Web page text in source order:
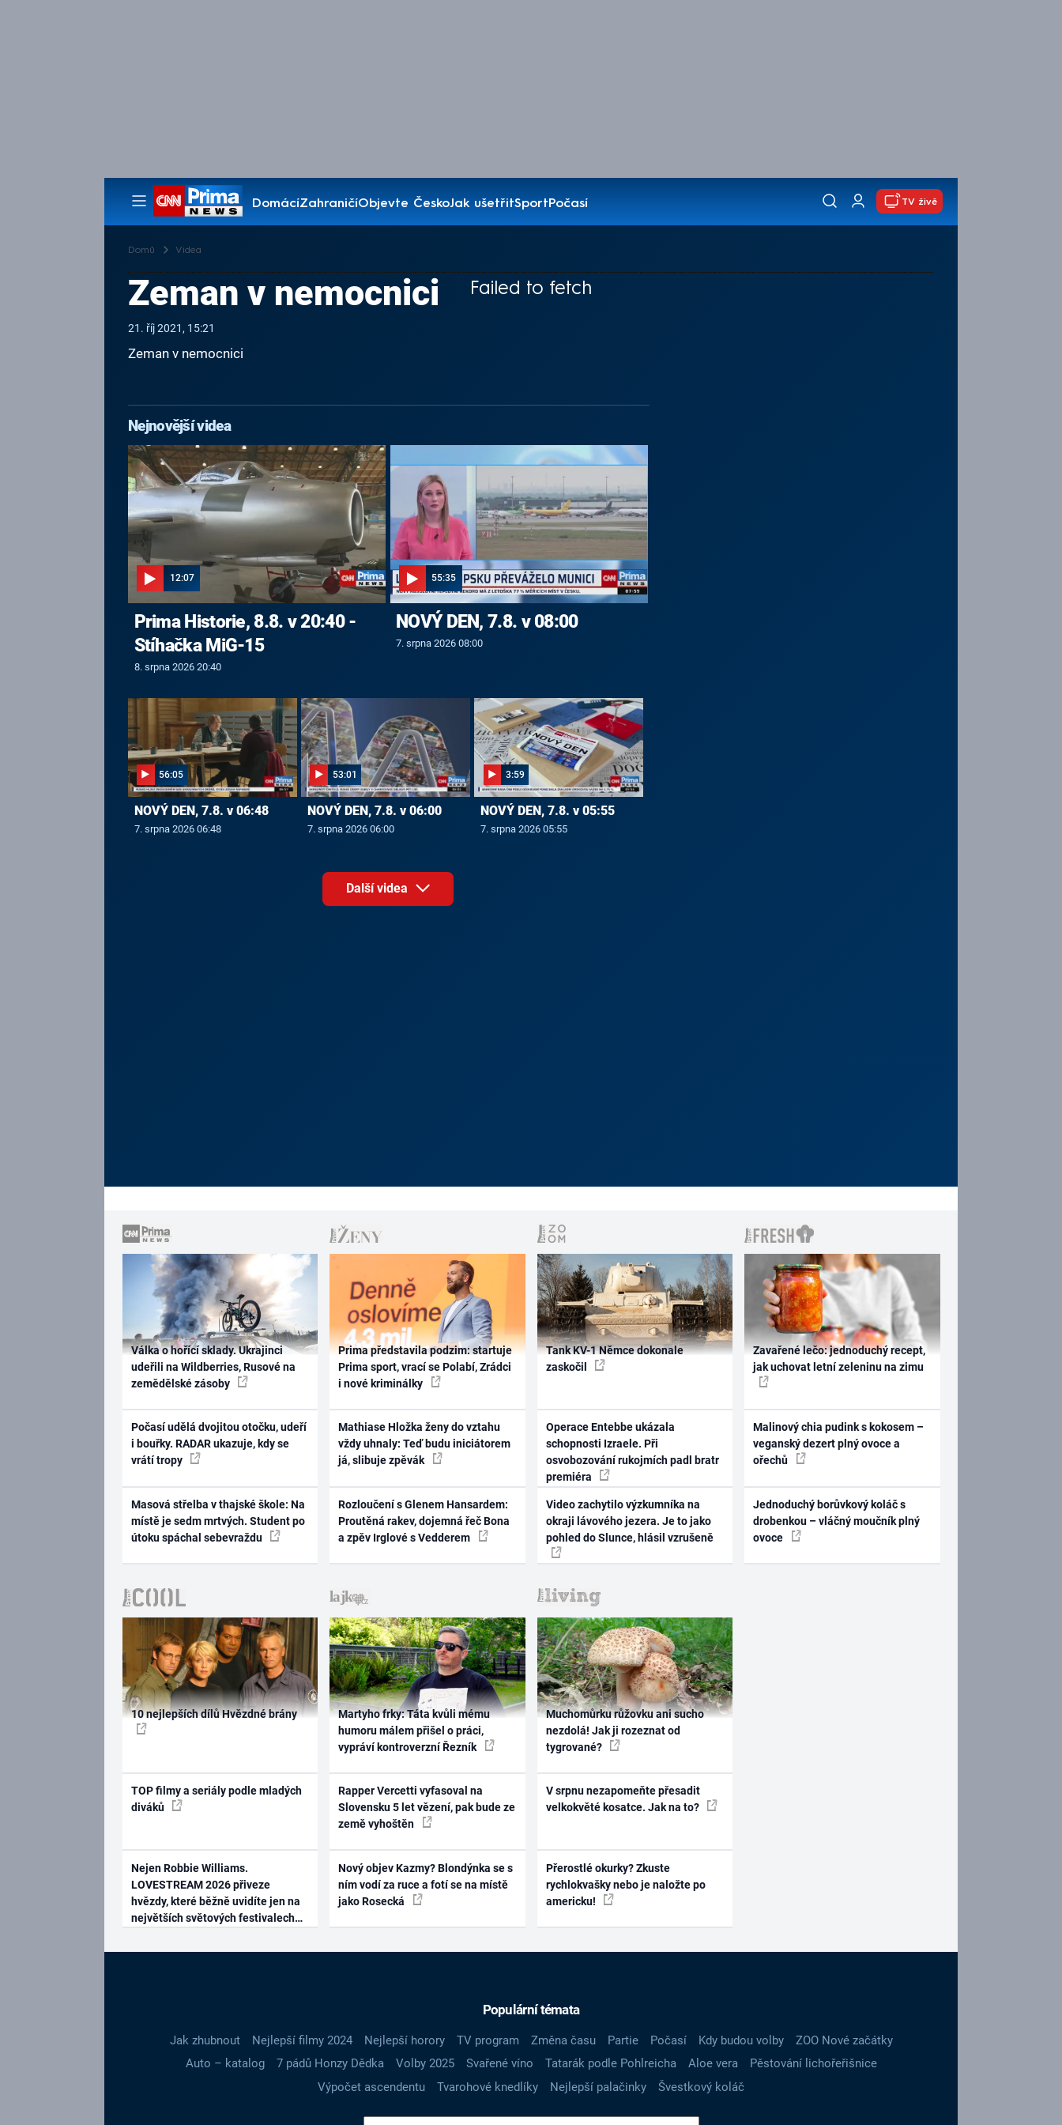
DomácíZahraničíObjevte ČeskoJak ušetřitSportPočasí
Pořady
TV živě
Domů Videa
Failed to fetch
Zeman v nemocnici
21. říj 2021, 15:21
Zeman v nemocnici
Nejnovější videa
12:07
Prima Historie, 8.8. v 20:40 -
Stíhačka MiG-15
8. srpna 2026 20:40
55:35
NOVÝ DEN, 7.8. v 08:00
7. srpna 2026 08:00
56:05
NOVÝ DEN, 7.8. v 06:48
7. srpna 2026 06:48
53:01
NOVÝ DEN, 7.8. v 06:00
7. srpna 2026 06:00
3:59
NOVÝ DEN, 7.8. v 05:55
7. srpna 2026 05:55
Další videa
Válka o hořící sklady. Ukrajinci
udeřili na Wildberries, Rusové na
zemědělské zásoby
Počasí udělá dvojitou otočku, udeří
i bouřky. RADAR ukazuje, kdy se
vrátí tropy
Masová střelba v thajské škole: Na
místě je sedm mrtvých. Student po
útoku spáchal sebevraždu
Prima představila podzim: startuje
Prima sport, vrací se Polabí, Zrádci
i nové kriminálky
Mathiase Hložka ženy do vztahu
vždy uhnaly: Teď budu iniciátorem
já, slibuje zpěvák
Rozloučení s Glenem Hansardem:
Proutěná rakev, dojemná řeč Bona
a zpěv Irglové s Vedderem
Tank KV-1 Němce dokonale
zaskočil
Operace Entebbe ukázala
schopnosti Izraele. Při
osvobozování rukojmích padl bratr
premiéra
Video zachytilo výzkumníka na
okraji lávového jezera. Je to jako
pohled do Slunce, hlásil vzrušeně
Zavařené lečo: jednoduchý recept,
jak uchovat letní zeleninu na zimu
Malinový chia pudink s kokosem –
veganský dezert plný ovoce a
ořechů
Jednoduchý borůvkový koláč s
drobenkou – vláčný moučník plný
ovoce
10 nejlepších dílů Hvězdné brány
TOP filmy a seriály podle mladých
diváků
Nejen Robbie Williams.
LOVESTREAM 2026 přiveze
hvězdy, které běžně uvidíte jen na
největších světových festivalech
Martyho frky: Táta kvůli mému
humoru málem přišel o práci,
vypráví kontroverzní Řezník
Rapper Vercetti vyfasoval na
Slovensku 5 let vězení, pak bude ze
země vyhoštěn
Nový objev Kazmy? Blondýnka se s
ním vodí za ruce a fotí se na místě
jako Rosecká
Muchomůrku růžovku ani sucho
nezdolá! Jak ji rozeznat od
tygrované?
V srpnu nezapomeňte přesadit
velkokvěté kosatce. Jak na to?
Přerostlé okurky? Zkuste
rychlokvašky nebo je naložte po
americku!
Populární témata
Jak zhubnout Nejlepší filmy 2024 Nejlepší horory TV program Změna času Partie Počasí Kdy budou volby
ZOO Nové začátky
Auto – katalog
7 pádů Honzy Dědka Volby 2025 Svařené víno Tatarák podle Pohlreicha Aloe vera
Pěstování lichořeřišnice
Výpočet ascendentu
Tvarohové knedlíky Nejlepší palačinky Švestkový koláč